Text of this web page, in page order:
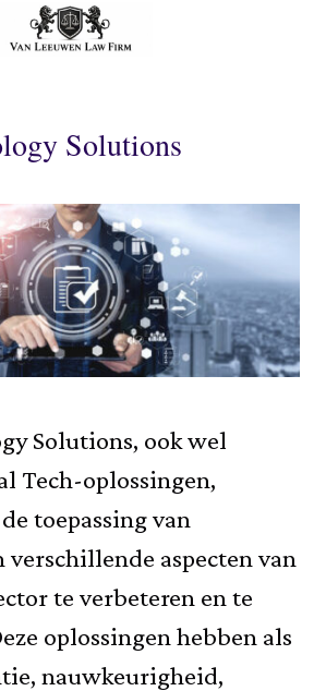
Solutions
Solutions, ook wel
Tech-oplossingen,
toepassing van
aspecten van
te verbeteren en te
oplossingen hebben als
nauwkeurigheid,